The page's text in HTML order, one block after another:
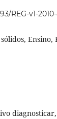
REG-v1-
Ensino,